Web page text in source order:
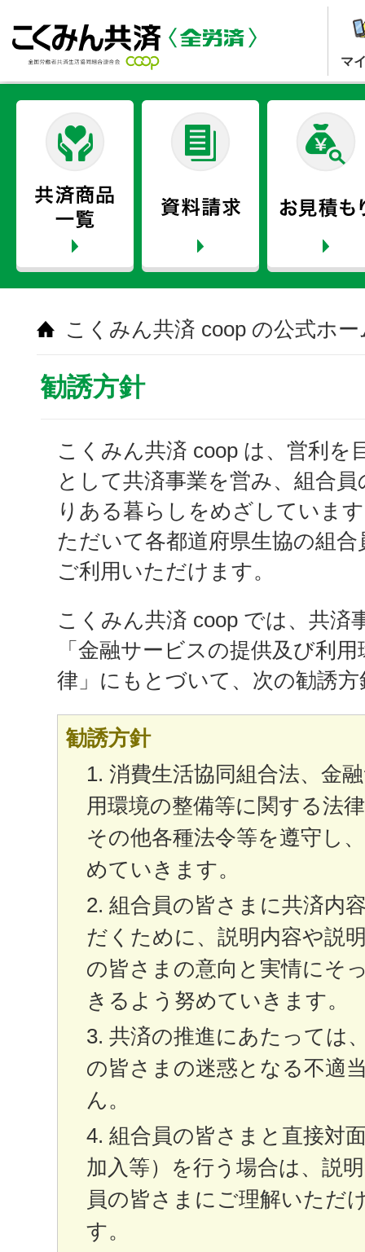
マ
こくみん共済 coop の公式ホ
勧誘方針
こくみん共済 coop は、営利を
として共済事業を営み、組合
りある暮らしをめざしていま
ただいて各都道府県生協の組
ご利用いただけます。
こくみん共済 coop では、共済
「金融サービスの提供及び利
律」にもとづいて、次の勧誘
勧誘方針
消費生活協同組合法、金
用環境の整備等に関する法
その他各種法令等を遵守し
めていきます。
組合員の皆さまに共済内
だくために、説明内容や説
の皆さまの意向と実情にそ
きるよう努めていきます。
共済の推進にあたっては
の皆さまの迷惑となる不適
ん。
組合員の皆さまと直接対
加入等）を行う場合は、説
員の皆さまにご理解いただ
す。